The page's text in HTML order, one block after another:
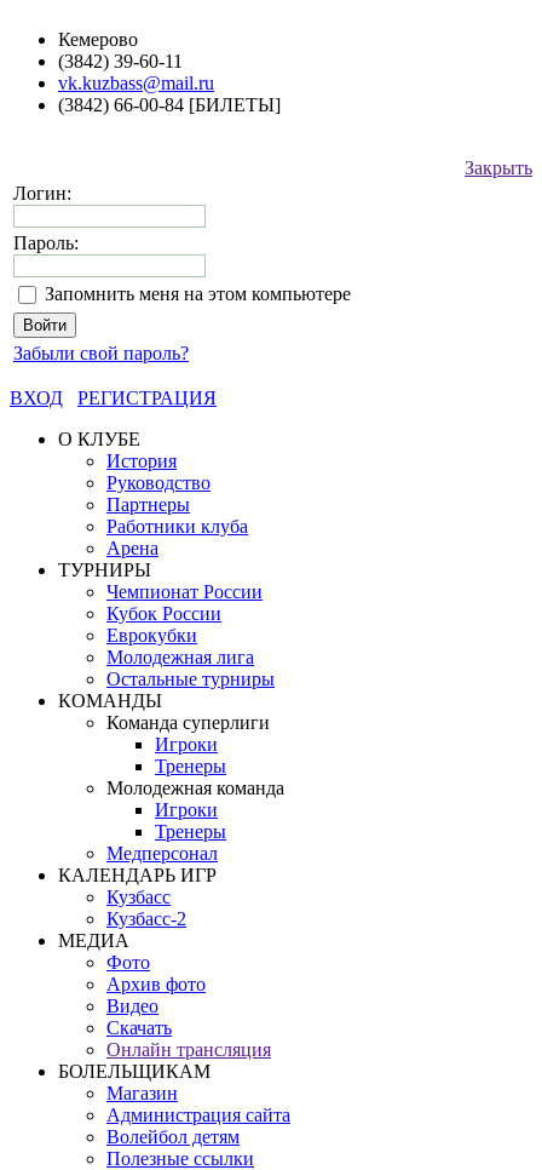
Кемерово
(3842) 39-60-11
vk.kuzbass@mail.ru
(3842) 66-00-84 [БИЛЕТЫ]
Закрыть
Логин:
Пароль:
Запомнить меня на этом компьютере
Забыли свой пароль?
ВХОД
РЕГИСТРАЦИЯ
О КЛУБЕ
История
Руководство
Партнеры
Работники клуба
Арена
ТУРНИРЫ
Чемпионат России
Кубок России
Еврокубки
Молодежная лига
Остальные турниры
КОМАНДЫ
Команда суперлиги
Игроки
Тренеры
Молодежная команда
Игроки
Тренеры
Медперсонал
КАЛЕНДАРЬ ИГР
Кузбасс
Кузбасс-2
МЕДИА
Фото
Архив фото
Видео
Скачать
Онлайн трансляция
БОЛЕЛЬЩИКАМ
Магазин
Администрация сайта
Волейбол детям
Полезные ссылки